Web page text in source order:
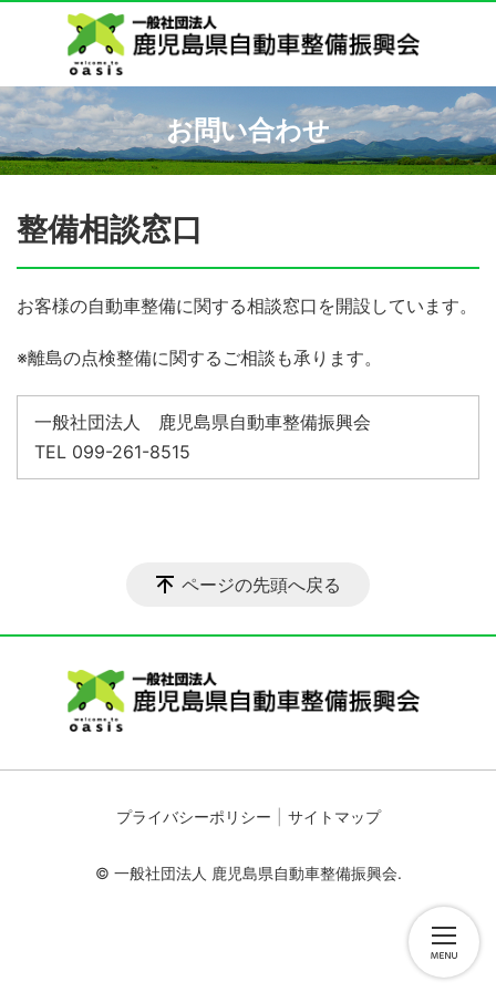
お問い合わせ
整備相談窓口
お客様の自動車整備に関する相談窓口を開設しています。
※離島の点検整備に関するご相談も承ります。
一般社団法人 鹿児島県自動車整備振興会
TEL 099-261-8515
ページの先頭へ戻る
プライバシーポリシー サイトマップ
© 一般社団法人 鹿児島県自動車整備振興会.